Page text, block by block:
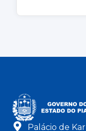
Palácio de